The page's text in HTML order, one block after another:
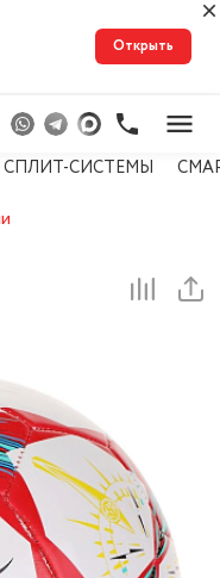
Открыть
СПЛИТ-СИСТЕМЫ